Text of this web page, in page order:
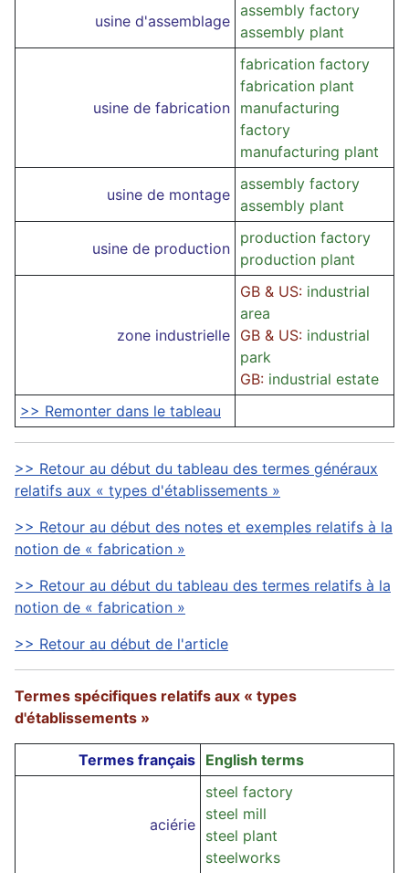
usine d'assemblage
assembly factory
assembly plant
usine de fabrication
fabrication factory
fabrication plant
manufacturing
factory
manufacturing plant
usine de montage
assembly factory
assembly plant
usine de production
production factory
production plant
zone industrielle
GB & US: industrial
area
GB & US: industrial
park
GB: industrial estate
>> Remonter dans le tableau
>> Retour au début du tableau des termes généraux
relatifs aux « types d'établissements »
>> Retour au début des notes et exemples relatifs à la
notion de « fabrication »
>> Retour au début du tableau des termes relatifs à la
notion de « fabrication »
>> Retour au début de l'article
Termes spécifiques relatifs aux « types
d'établissements »
Termes français English terms
aciérie
steel factory
steel mill
steel plant
steelworks